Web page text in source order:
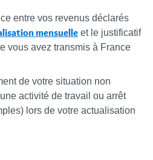
entre vos revenus déclarés
mensuelle et le justificatif
vous avez transmis à France
de votre situation non
activité de travail ou arrêt
lors de votre actualisation